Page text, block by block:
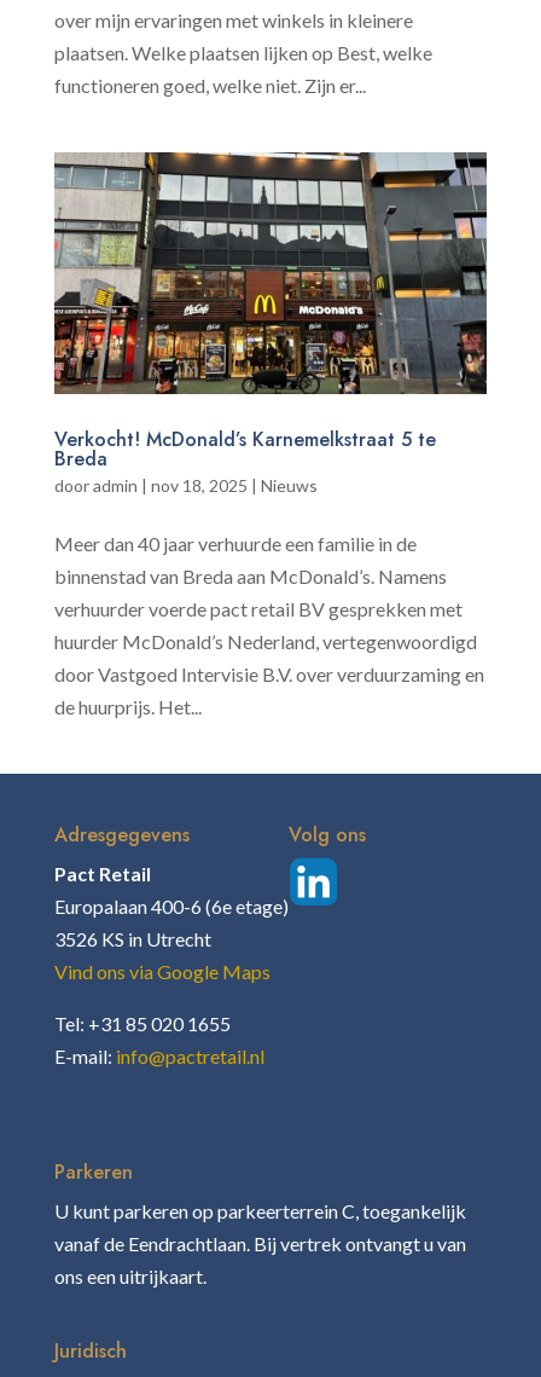
over mijn ervaringen met winkels in kleinere
plaatsen. Welke plaatsen lijken op Best, welke
functioneren goed, welke niet. Zijn er...
Verkocht! McDonald’s Karnemelkstraat 5 te
Breda
dooradmin | nov 18, 2025 | Nieuws
Meer dan 40 jaar verhuurde een familie in de
binnenstad van Breda aan McDonald’s. Namens
verhuurder voerde pact retail BV gesprekken met
huurder McDonald’s Nederland, vertegenwoordigd
door Vastgoed Intervisie B.V. over verduurzaming en
de huurprijs. Het...
Adresgegevens
Pact Retail
Europalaan 400-6 (6e etage)
3526 KS in Utrecht
Vind ons via Google Maps
Tel: +31 85 020 1655
E-mail: info@pactretail.nl
Volg ons
Parkeren
U kunt parkeren op parkeerterrein C, toegankelijk
vanaf de Eendrachtlaan. Bij vertrek ontvangt u van
ons een uitrijkaart.
Juridisch